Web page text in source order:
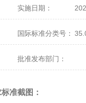
实施日期：
国际标准分类号：
批准发布部门：
准截图：